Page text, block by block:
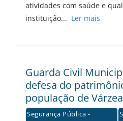
atividades com saúde e
instituição... Ler mais
Guarda Civil
defesa do
população de
Segurança Pública -